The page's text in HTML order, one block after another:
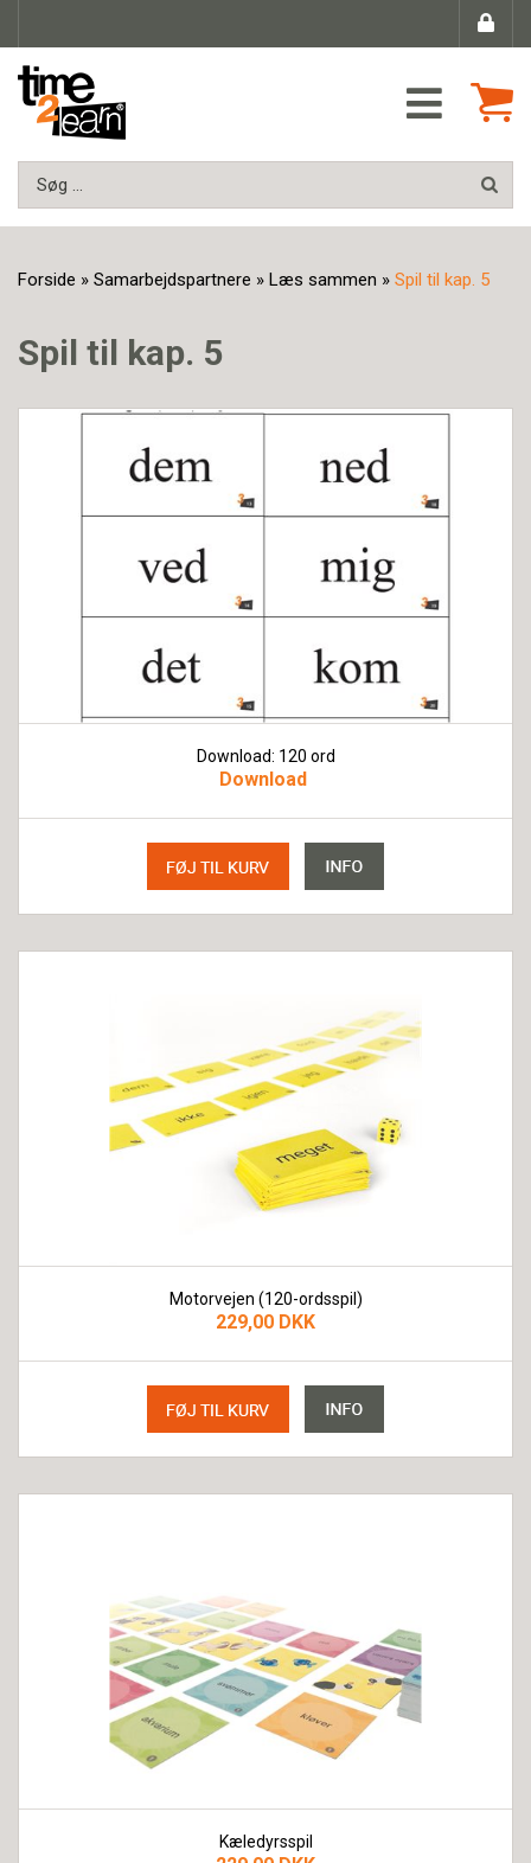
Forside » Samarbejdspartnere » Læs sammen » Spil til kap. 5
Spil til kap. 5
Download: 120 ord
Download
Motorvejen (120-ordsspil)
229,00 DKK
Kæledyrsspil